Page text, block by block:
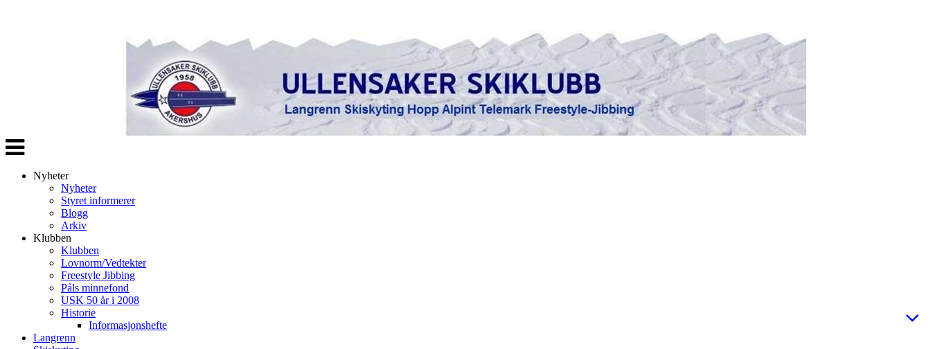
Veksle
navigasjon
Nyheter
Nyheter
Styret informerer
Blogg
Arkiv
Klubben
Klubben
Lovnorm/Vedtekter
Freestyle Jibbing
Påls minnefond
USK 50 år i 2008
Historie
Informasjonshefte
Langrenn